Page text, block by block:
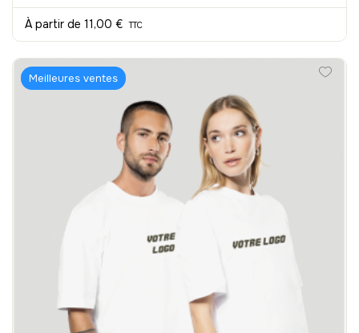
À partir de 11,00 € TTC
Meilleures ventes